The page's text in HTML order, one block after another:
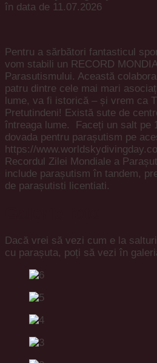
în data de 11.07.2026
Pentru a sărbători fantasticul
vom stabili un RECORD
Parasutismului. Această
patru dintre cele mai mari
lume, va fi istorică – și vrem ca
Pretutindeni! Există sute de
întreaga lume. Faceți un salt pe
dovada pentru parașutism pe
https://
Recordul Zilei Mondiale a
include parașutism în tandem,
de parașutisti licentiati.
Dacă vrei să vezi cum e la
cu parașuta, poți să vezi în